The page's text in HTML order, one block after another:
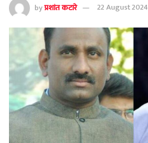
byप्रशांत कटारे 22 August 2024